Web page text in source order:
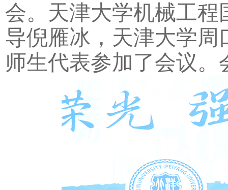
会。天津大学机械工
导倪雁冰，天津大学
师生代表参加了会议